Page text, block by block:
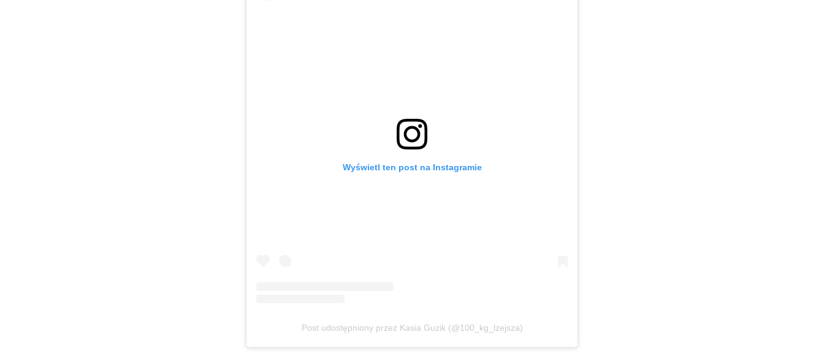
Wyświetl ten post na Instagramie
Post udostępniony przez Kasia Guzik (@100_kg_lzejsza)